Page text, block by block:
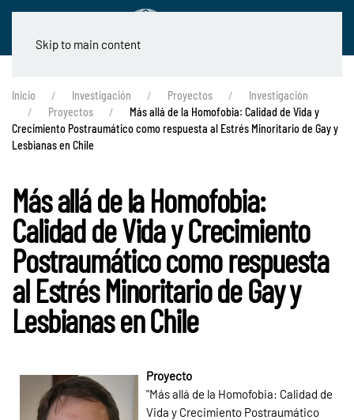
Skip to main content
Inicio Investigación Proyectos
Investigación
Proyectos
Más allá de la Homofobia: Calidad de Vida y
Crecimiento Postraumático como respuesta al Estrés Minoritario de Gay y
Lesbianas en Chile
Más allá de la Homofobia:
Calidad de Vida y Crecimiento
Postraumático como respuesta
al Estrés Minoritario de Gay y
Lesbianas en Chile
Proyecto
"Más allá de la Homofobia: Calidad de
Vida y Crecimiento Postraumático